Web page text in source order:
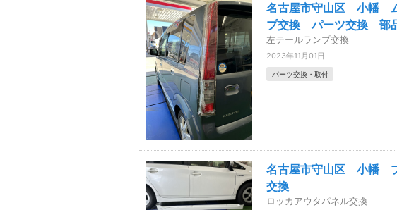
名古屋市守山区 小幡
プ交換 パーツ交換 部
左テールランプ交換
2023年11月01日
パーツ交換・取付
名古屋市守山区 小幡
交換
ロッカアウタパネル交換